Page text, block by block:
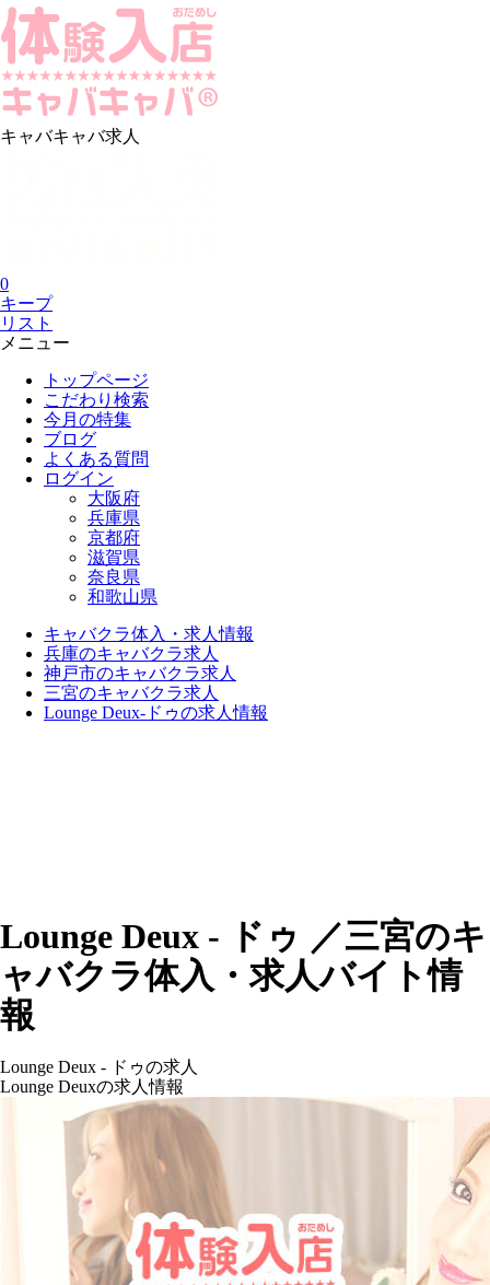
キャバキャバ求人
0
キープ
リスト
メニュー
トップページ
こだわり検索
今月の特集
ブログ
よくある質問
ログイン
大阪府
兵庫県
京都府
滋賀県
奈良県
和歌山県
キャバクラ体入・求人情報
兵庫のキャバクラ求人
神戸市のキャバクラ求人
三宮のキャバクラ求人
Lounge Deux-ドゥの求人情報
Lounge Deux - ドゥ ／三宮のキ
ャバクラ体入・求人バイト情
報
Lounge Deux - ドゥの求人
Lounge Deuxの求人情報